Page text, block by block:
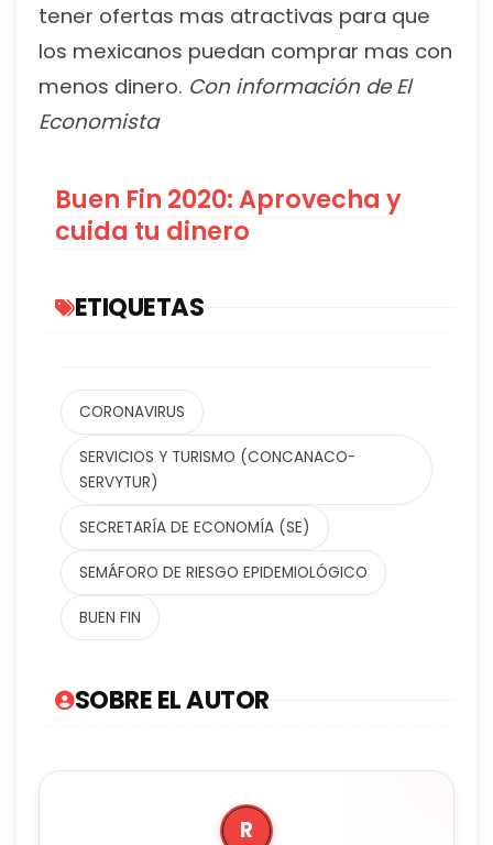
tener ofertas mas atractivas para que
los mexicanos puedan comprar mas con
menos dinero. Con información de El
Economista
Buen Fin 2020: Aprovecha y
cuida tu dinero
ETIQUETAS
CORONAVIRUS
SERVICIOS Y TURISMO (CONCANACO-
SERVYTUR)
SECRETARÍA DE ECONOMÍA (SE)
SEMÁFORO DE RIESGO EPIDEMIOLÓGICO
BUEN FIN
SOBRE EL AUTOR
R